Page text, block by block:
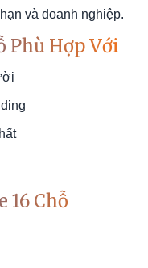
và doanh nghiệp.
Phù Hợp Với
16 Chỗ